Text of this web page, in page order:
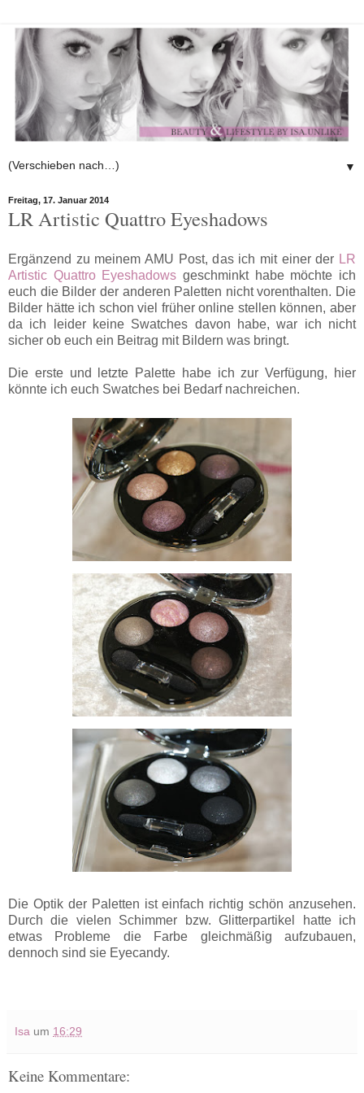
▼
Freitag, 17. Januar 2014
LR Artistic Quattro Eyeshadows
Ergänzend zu meinem AMU Post, das ich mit einer der LR
Artistic Quattro Eyeshadows geschminkt habe möchte ich
euch die Bilder der anderen Paletten nicht vorenthalten. Die
Bilder hätte ich schon viel früher online stellen können, aber
da ich leider keine Swatches davon habe, war ich nicht
sicher ob euch ein Beitrag mit Bildern was bringt.
Die erste und letzte Palette habe ich zur Verfügung, hier
könnte ich euch Swatches bei Bedarf nachreichen.
Die Optik der Paletten ist einfach richtig schön anzusehen.
Durch die vielen Schimmer bzw. Glitterpartikel hatte ich
etwas Probleme die Farbe gleichmäßig aufzubauen,
dennoch sind sie Eyecandy.
Isa um 16:29
Keine Kommentare: